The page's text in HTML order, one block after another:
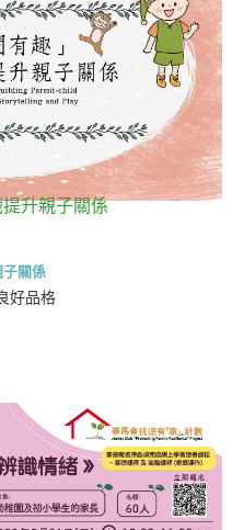
升親子關係
子關係
好品格